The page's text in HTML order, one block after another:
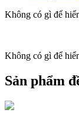
Không có gì để
Không có gì để
Sản phẩm